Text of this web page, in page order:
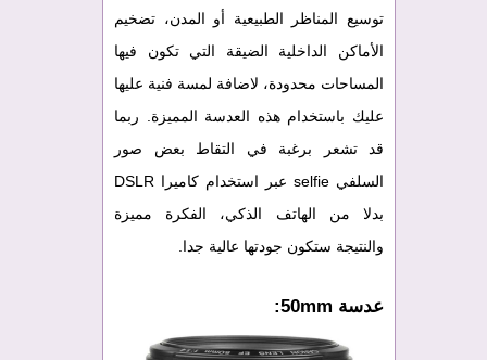
توسيع المناظر الطبيعية أو المدن، تضخيم
الأماكن الداخلية الضيقة التي تكون فيها
المساحات محدودة، لاضافة لمسة فنية عليها
عليك باستخدام هذه العدسة المميزة. ربما
قد تشعر برغبة في التقاط بعض صور
السلفي selfie عبر استخدام كاميرا DSLR
بدلا من الهاتف الذكي، الفكرة مميزة
والنتيجة ستكون جودتها عالية جدا.
عدسة 50mm: